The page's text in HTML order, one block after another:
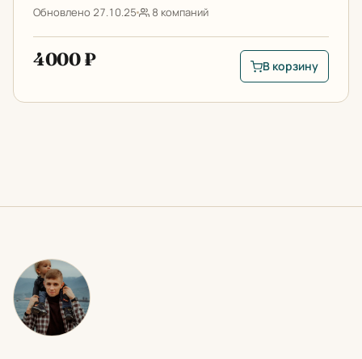
Обновлено 27.10.25 8 компаний
4000 ₽
В корзину:
В корзину